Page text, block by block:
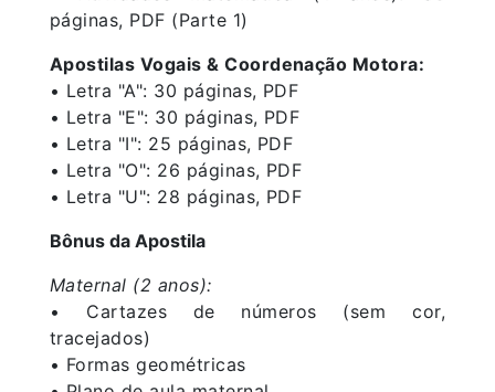
páginas, PDF (Parte 1)
Apostilas Vogais & Coordenação Motora:
• Letra "A": 30 páginas, PDF
• Letra "E": 30 páginas, PDF
• Letra "I": 25 páginas, PDF
• Letra "O": 26 páginas, PDF
• Letra "U": 28 páginas, PDF
Bônus da Apostila
Maternal (2 anos):
• Cartazes de números (sem cor,
tracejados)
• Formas geométricas